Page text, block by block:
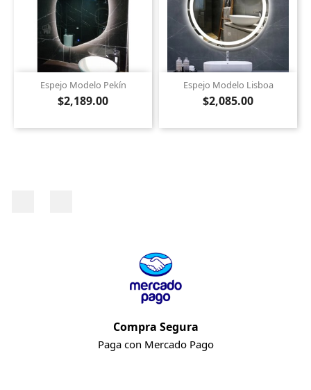
Espejo Modelo Pekín
$2,189.00
Espejo Modelo Lisboa
$2,085.00
Compra Segura
Paga con Mercado Pago